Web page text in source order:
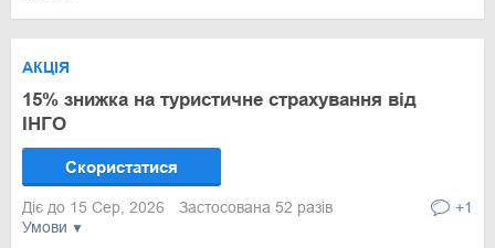
Умови
АКЦІЯ
15% знижка на туристичне страхування від
ІНГО
Скористатися
Діє до 15 Сер, 2026 Застосована 52 разів +1